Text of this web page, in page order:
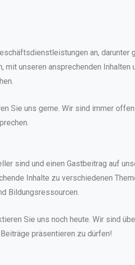
an, darunter
unseren ansprechenden Inhalten
Sie uns gerne. Wir sind immer
sind und einen Gastbeitrag auf
Inhalte zu verschiedenen
Bildungsressourcen.
Sie uns noch heute. Wir sind
präsentieren zu dürfen!